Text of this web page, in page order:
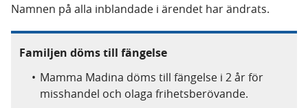
Namnen på alla inblandade i ärendet har ändrats.
Familjen döms till fängelse
Mamma Madina döms till fängelse i 2 år för
misshandel och olaga frihetsberövande.